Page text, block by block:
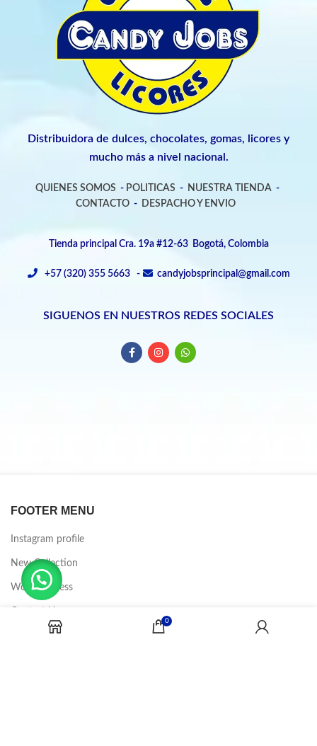
Distribuidora de dulces, chocolates, gomas, licores y
mucho más a nivel nacional.
QUIENES SOMOS - POLITICAS - NUESTRA TIENDA -
CONTACTO- DESPACHO Y ENVIO
Tienda principal Cra. 19a #12-63 Bogotá, Colombia
+57 (320) 355 5663 - candyjobsprincipal@gmail.com
SIGUENOS EN NUESTROS REDES SOCIALES
FOOTER MENU
Instagram profile
New Collection
Woman Dress
Latest News
0